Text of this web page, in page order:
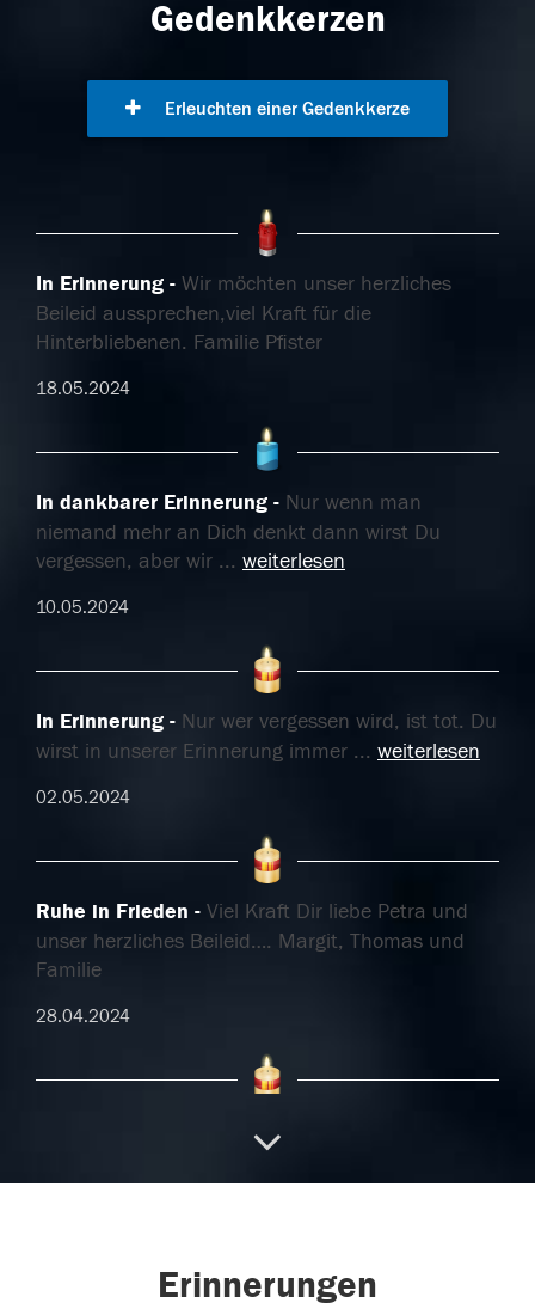
Gedenkkerzen
Erleuchten einer Gedenkkerze
In Erinnerung
Wir möchten unser herzliches
Beileid aussprechen,viel Kraft für die
Hinterbliebenen. Familie Pfister
18.05.2024
In dankbarer Erinnerung
Nur wenn man
niemand mehr an Dich denkt dann wirst Du
vergessen, aber wir ... weiterlesen
10.05.2024
In Erinnerung
Nur wer vergessen wird, ist tot. Du
wirst in unserer Erinnerung immer ... weiterlesen
02.05.2024
Ruhe in Frieden
Viel Kraft Dir liebe Petra und
unser herzliches Beileid…. Margit, Thomas und
Familie
28.04.2024
Gott ist der Herr über Leben und Tod. Er
Erinnerungen